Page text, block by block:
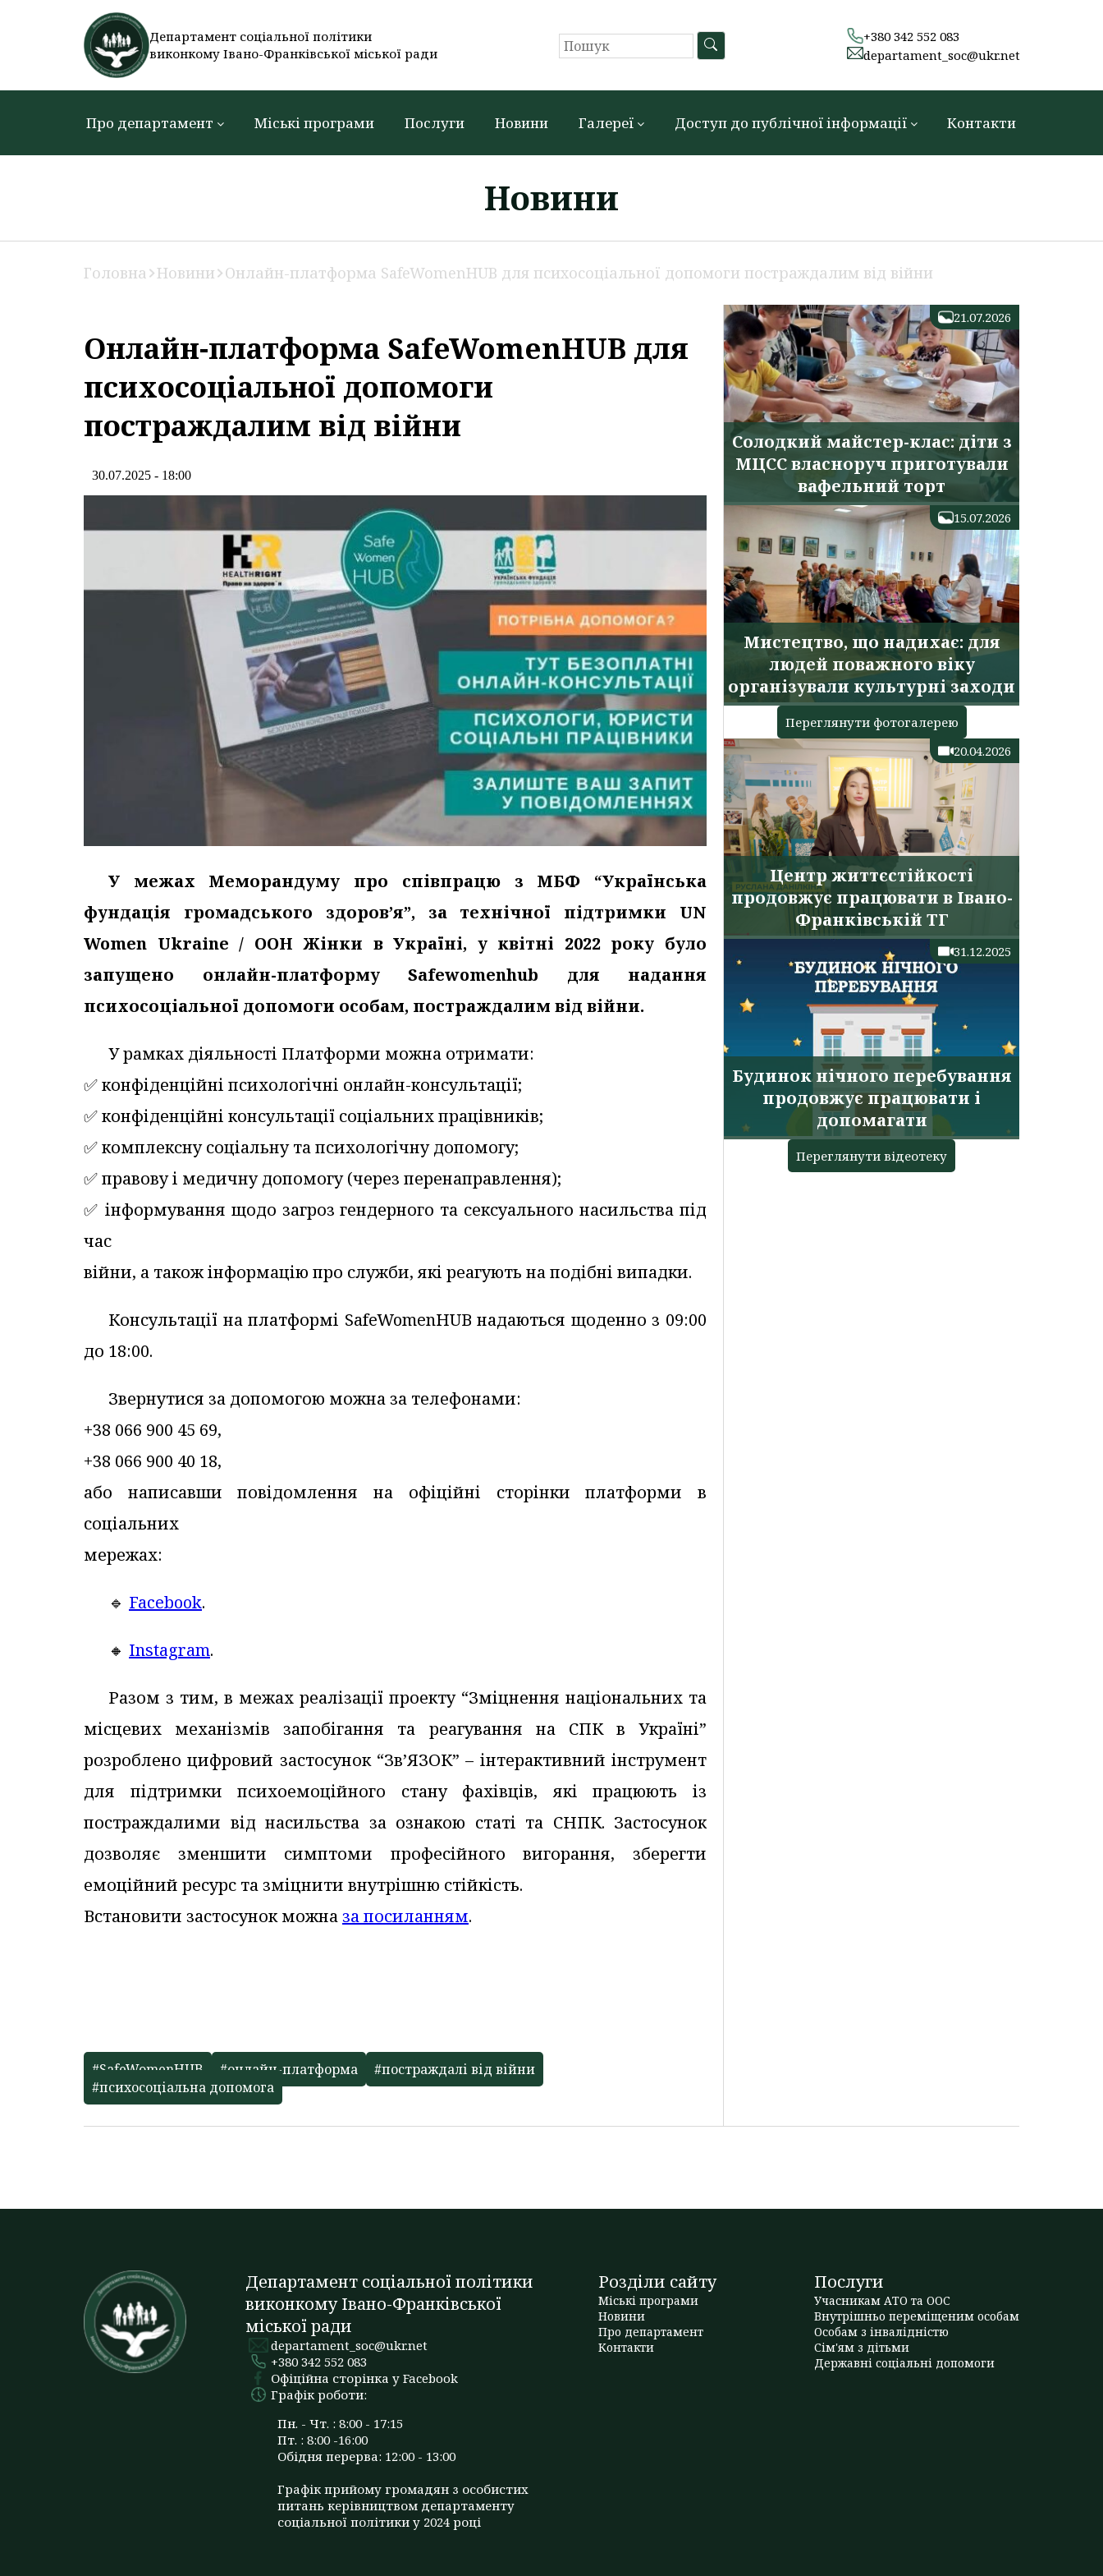
Департамент соціальної політики
виконкому Івано-Франківської міської ради
+380 342 552 083
departament_soc@ukr.net
Про департамент Міські програми Послуги Новини Галереї Доступ до публічної інформації Контакти
Новини
Головна Новини Онлайн-платформа SafeWomenHUB для психосоціальної допомоги постраждалим від війни
Онлайн-платформа SafeWomenHUB для
психосоціальної допомоги
постраждалим від війни
30.07.2025 - 18:00
У межах Меморандуму про співпрацю з МБФ “Українська
фундація громадського здоров’я”, за технічної підтримки UN
Women Ukraine / ООН Жінки в Україні, у квітні 2022 року було
запущено онлайн-платформу Safewomenhub для надання
психосоціальної допомоги особам, постраждалим від війни.
У рамках діяльності Платформи можна отримати:
✅️ конфіденційні психологічні онлайн-консультації;
✅️ конфіденційні консультації соціальних працівників;
✅️ комплексну соціальну та психологічну допомогу;
✅️ правову і медичну допомогу (через перенаправлення);
✅️ інформування щодо загроз гендерного та сексуального насильства під
час
війни, а також інформацію про служби, які реагують на подібні випадки.
Консультації на платформі SafeWomenHUB надаються щоденно з 09:00
до 18:00.
Звернутися за допомогою можна за телефонами:
+38 066 900 45 69,
+38 066 900 40 18,
або написавши повідомлення на офіційні сторінки платформи в
соціальних
мережах:
🔹️ Facebook.
🔸️ Instagram.
Разом з тим, в межах реалізації проекту “Зміцнення національних та
місцевих механізмів запобігання та реагування на СПК в Україні”
розроблено цифровий застосунок “Зв’ЯЗОК” – інтерактивний інструмент
для підтримки психоемоційного стану фахівців, які працюють із
постраждалими від насильства за ознакою статі та СНПК. Застосунок
дозволяє зменшити симптоми професійного вигорання, зберегти
емоційний ресурс та зміцнити внутрішню стійкість.
Встановити застосунок можна за посиланням.
#SafeWomenHUB #онлайн-платформа
#постраждалі від війни
#психосоціальна допомога
Солодкий майстер-клас: діти з
МЦСС власноруч приготували
вафельний торт
21.07.2026
Мистецтво, що надихає: для
людей поважного віку
організували культурні заходи
15.07.2026
Переглянути фотогалерею
Центр життєстійкості
продовжує працювати в Івано-
Франківській ТГ
20.04.2026
Будинок нічного перебування
продовжує працювати і
допомагати
31.12.2025
Переглянути відеотеку
Департамент соціальної політики
виконкому Івано-Франківської
міської ради
departament_soc@ukr.net
+380 342 552 083
Офіційна сторінка у Facebook
Графік роботи:
Пн. - Чт. : 8:00 - 17:15
Пт. : 8:00 -16:00
Обідня перерва: 12:00 - 13:00
Графік прийому громадян з особистих
питань керівництвом департаменту
соціальної політики у 2024 році
Розділи сайту
Міські програми
Новини
Про департамент
Контакти
Послуги
Учасникам АТО та ООС
Внутрішньо переміщеним особам
Особам з інвалідністю
Сім'ям з дітьми
Державні соціальні допомоги